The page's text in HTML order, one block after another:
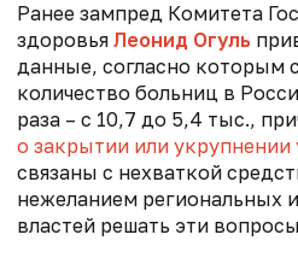
Ранее зампред Комитета
здоровья Леонид Огуль
данные, согласно которым
количество больниц в
раза – с 10,7 до 5,4 тыс.,
о закрытии или
связаны с нехваткой
нежеланием региональных
властей решать эти